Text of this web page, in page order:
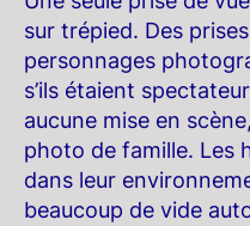
sur trépied. Des
personnages
s’ils étaient
aucune mise en
photo de famille. Les
dans leur
beaucoup de vide